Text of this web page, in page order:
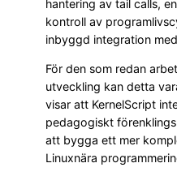
hantering av tail calls,
kontroll av
inbyggd integration
För den som redan
utveckling kan detta
visar att KernelScript
pedagogiskt
att bygga ett mer
Linuxnära